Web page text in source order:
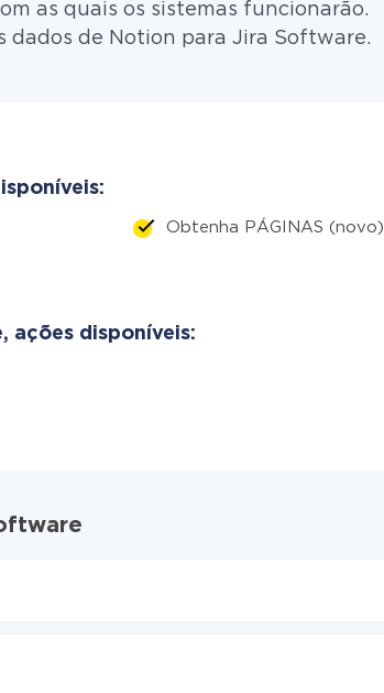
as quais os sistemas funcionarão.
de Notion para Jira Software.
Obtenha PÁGINAS (novo)
ações disponíveis: